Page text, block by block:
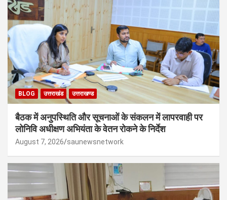
BLOG उत्तराखंड उत्तराखण्ड
बैठक में अनुपस्थिति और सूचनाओं के संकलन में लापरवाही पर
लोनिवि अधीक्षण अभियंता के वेतन रोकने के निर्देश
August 7, 2026 saunewsnetwork